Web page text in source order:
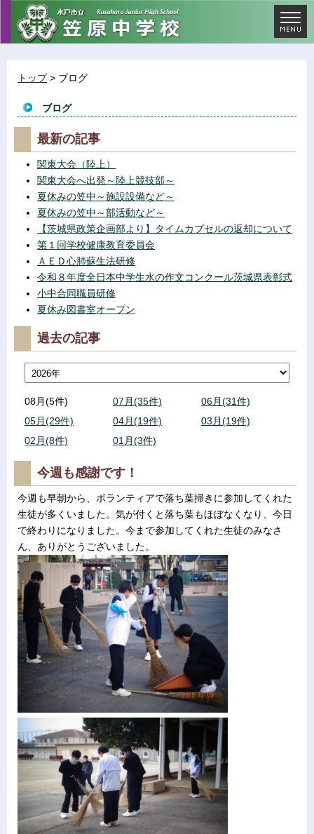
トップ> ブログ
ブログ
最新の記事
関東大会（陸上）
関東大会へ出発～陸上競技部～
夏休みの笠中～施設設備など～
夏休みの笠中～部活動など～
【茨城県政策企画部より】タイムカプセルの返却について
第１回学校健康教育委員会
ＡＥＤ心肺蘇生法研修
令和８年度全日本中学生水の作文コンクール茨城県表彰式
小中合同職員研修
夏休み図書室オープン
過去の記事
08月(5件) 07月(35件)
06月(31件)
05月(29件)
04月(19件)
03月(19件)
02月(8件)
01月(3件)
今週も感謝です！
今週も早朝から、ボランティアで落ち葉掃きに参加してくれた
生徒が多くいました。気が付くと落ち葉もほぼなくなり、今日
で終わりになりました。今まで参加してくれた生徒のみなさ
ん、ありがとうございました。